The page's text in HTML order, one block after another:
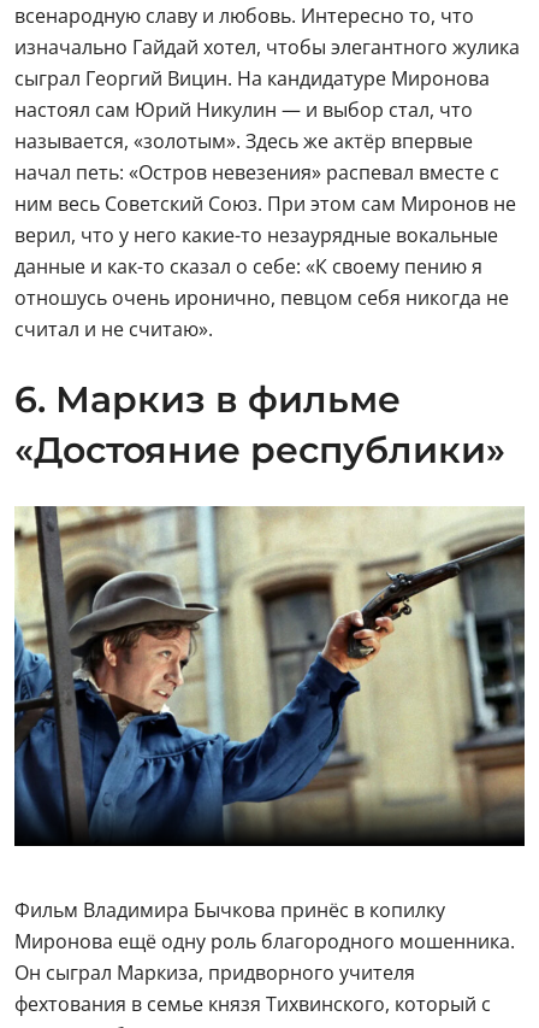
всенародную славу и любовь. Интересно то, что
изначально Гайдай хотел, чтобы элегантного жулика
сыграл Георгий Вицин. На кандидатуре Миронова
настоял сам Юрий Никулин — и выбор стал, что
называется, «золотым». Здесь же актёр впервые
начал петь: «Остров невезения» распевал вместе с
ним весь Советский Союз. При этом сам Миронов не
верил, что у него какие-то незаурядные вокальные
данные и как-то сказал о себе: «К своему пению я
отношусь очень иронично, певцом себя никогда не
считал и не считаю».
6. Маркиз в фильме
«Достояние республики»
Фильм Владимира Бычкова принёс в копилку
Миронова ещё одну роль благородного мошенника.
Он сыграл Маркиза, придворного учителя
фехтования в семье князя Тихвинского, который с